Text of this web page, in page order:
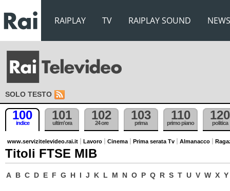
RAIPLAY TV RAIPLAY SOUND NEWS
SOLO TESTO
100
indice
101
ultim'ora
102
24 ore
103
prima
110
primo piano
120
politica
www.servizitelevideo.rai.it Lavoro Cinema Prima serata Tv Almanacco
Titoli FTSE MIB
A B C D E F G H I J K L M N O P Q R S T U V W X Y